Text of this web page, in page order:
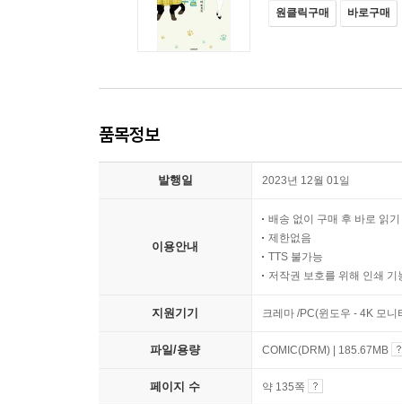
원클릭구매 바로구매
품목정보
발행일 2023년 12월 01일
이용안내
배송 없이 구매 후 바로 읽기
제한없음
TTS 불가능
저작권 보호를 위해 인쇄 기
지원기기 크레마 /PC(윈도우 - 4K 모
파일/용량 COMIC(DRM) | 185.67MB
페이지 수 약 135쪽